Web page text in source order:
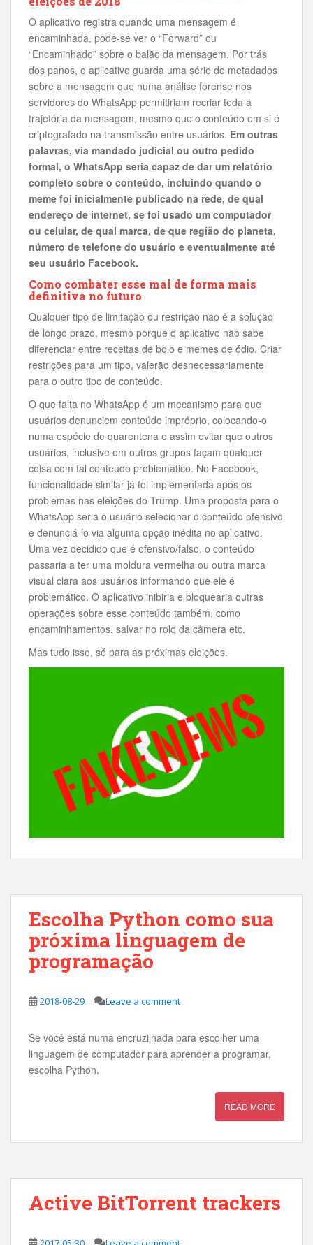
O aplicativo registra quando uma mensagem é
encaminhada, pode-se ver o “Forward” ou
“Encaminhado” sobre o balão da mensagem. Por trás
dos panos, o aplicativo guarda uma série de metadados
sobre a mensagem que numa análise forense nos
servidores do WhatsApp permitiriam recriar toda a
trajetória da mensagem, mesmo que o conteúdo em si é
criptografado na transmissão entre usuários. Em outras
palavras, via mandado judicial ou outro pedido
formal, o WhatsApp seria capaz de dar um relatório
completo sobre o conteúdo, incluindo quando o
meme foi inicialmente publicado na rede, de qual
endereço de internet, se foi usado um computador
ou celular, de qual marca, de que região do planeta,
número de telefone do usuário e eventualmente até
seu usuário Facebook.
Como combater esse mal de forma mais
definitiva no futuro
Qualquer tipo de limitação ou restrição não é a solução
de longo prazo, mesmo porque o aplicativo não sabe
diferenciar entre receitas de bolo e memes de ódio. Criar
restrições para um tipo, valerão desnecessariamente
para o outro tipo de conteúdo.
O que falta no WhatsApp é um mecanismo para que
usuários denunciem conteúdo impróprio, colocando-o
numa espécie de quarentena e assim evitar que outros
usuários, inclusive em outros grupos façam qualquer
coisa com tal conteúdo problemático. No Facebook,
funcionalidade similar já foi implementada após os
problemas nas eleições do Trump. Uma proposta para o
WhatsApp seria o usuário selecionar o conteúdo ofensivo
e denunciá-lo via alguma opção inédita no aplicativo.
Uma vez decidido que é ofensivo/falso, o conteúdo
passaria a ter uma moldura vermelha ou outra marca
visual clara aos usuários informando que ele é
problemático. O aplicativo inibiria e bloquearia outras
operações sobre esse conteúdo também, como
encaminhamentos, salvar no rolo da câmera etc.
Mas tudo isso, só para as próximas eleições.
Escolha Python como sua
próxima linguagem de
programação
2018-08-29 Leave a comment
Se você está numa encruzilhada para escolher uma
linguagem de computador para aprender a programar,
escolha Python.
READ MORE
Active BitTorrent trackers